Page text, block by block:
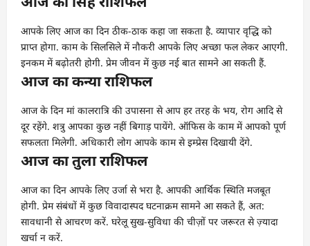
आपके लिए आज का दिन ठीक-ठाक कहा जा सकता है. व्यापार वृद्धि को
प्राप्त होगा. काम के सिलसिले में नौकरी आपके लिए अच्छा फल लेकर आएगी.
इनकम में बढ़ोतरी होगी. प्रेम जीवन में कुछ नई बात सामने आ सकती हैं.
आज का कन्या राशिफल
आज के दिन मां कालरात्रि की उपासना से आप हर तरह के भय, रोग आदि से
दूर रहेंगे. शत्रु आपका कुछ नहीं बिगाड़ पायेंगे. ऑफिस के काम में आपको पूर्ण
सफलता मिलेगी. अधिकारी लोग आपके काम से इम्प्रेस दिखायी देंगे.
आज का तुला राशिफल
आज का दिन आपके लिए उर्जा से भरा है. आपकी आर्थिक स्थिति मजबूत
होगी. प्रेम संबंधों में कुछ विवादास्पद घटनाक्रम सामने आ सकते हैं, अत:
सावधानी से आचरण करें. घरेलू सुख-सुविधा की चीज़ों पर जरूरत से ज़्यादा
खर्चा न करें.